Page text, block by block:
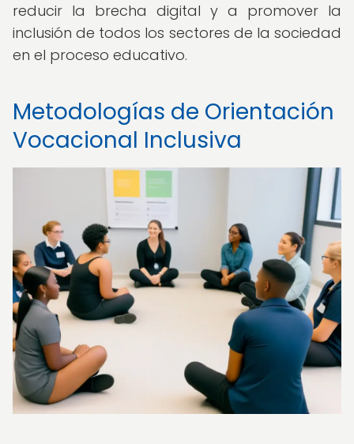
reducir la brecha digital y a promover la
inclusión de todos los sectores de la sociedad
en el proceso educativo.
Metodologías de Orientación
Vocacional Inclusiva